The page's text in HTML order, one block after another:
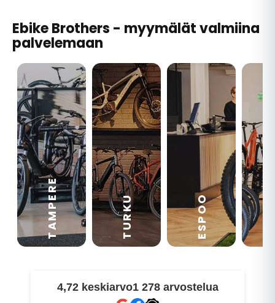
Ebike Brothers - myymälät valmiina
palvelemaan
TAMPERE TURKU ESPOO
4,72 keskiarvo1 278 arvostelua